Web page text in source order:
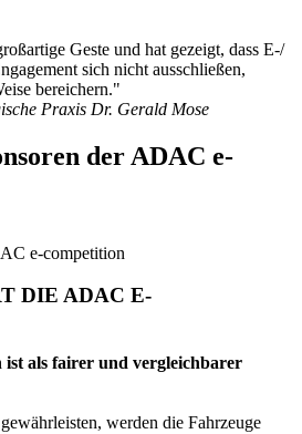
Geste und hat gezeigt, dass E-/
sich nicht ausschließen,
bereichern."
Praxis Dr. Gerald Mose
der ADAC e-
e-competition
DIE ADAC E-
ist als fairer und vergleichbarer
werden die Fahrzeuge